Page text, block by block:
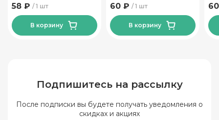
1 шт
58 ₽
В корзину
1 шт
60 ₽
В корзину
Подпишитесь на рассылку
После подписки вы будете получать уведомления о
скидках и акциях